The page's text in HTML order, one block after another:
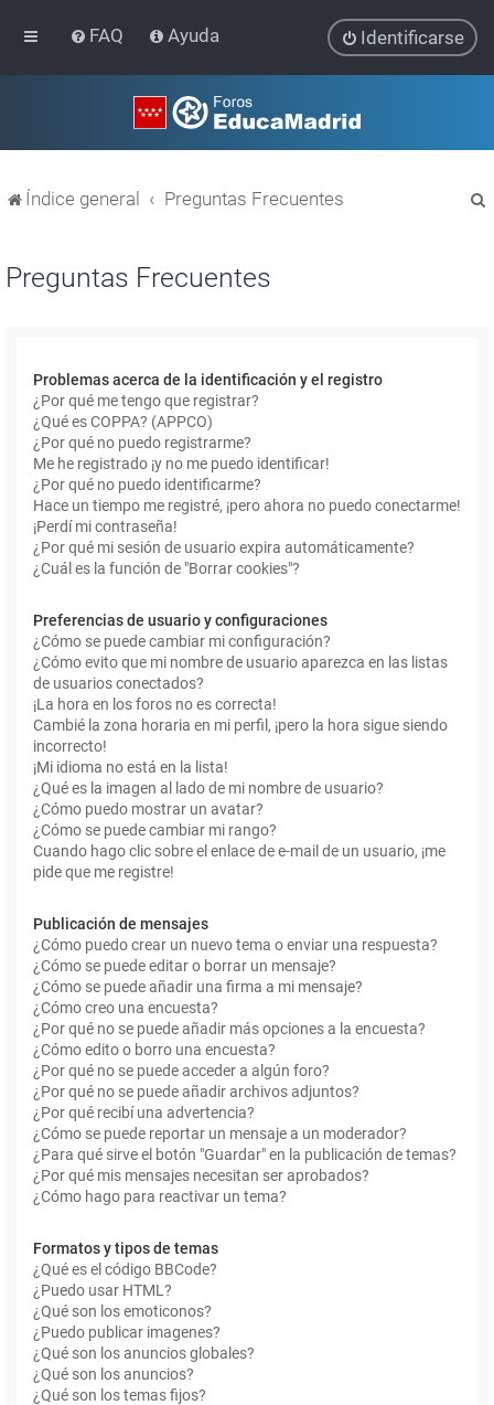
FAQ Ayuda Identificarse
Índice general Preguntas Frecuentes
Preguntas Frecuentes
Problemas acerca de la identificación y el registro
¿Por qué me tengo que registrar?
¿Qué es COPPA? (APPCO)
¿Por qué no puedo registrarme?
Me he registrado ¡y no me puedo identificar!
¿Por qué no puedo identificarme?
Hace un tiempo me registré, ¡pero ahora no puedo conectarme!
¡Perdí mi contraseña!
¿Por qué mi sesión de usuario expira automáticamente?
¿Cuál es la función de "Borrar cookies"?
Preferencias de usuario y configuraciones
¿Cómo se puede cambiar mi configuración?
¿Cómo evito que mi nombre de usuario aparezca en las listas
de usuarios conectados?
¡La hora en los foros no es correcta!
Cambié la zona horaria en mi perfil, ¡pero la hora sigue siendo
incorrecto!
¡Mi idioma no está en la lista!
¿Qué es la imagen al lado de mi nombre de usuario?
¿Cómo puedo mostrar un avatar?
¿Cómo se puede cambiar mi rango?
Cuando hago clic sobre el enlace de e-mail de un usuario, ¡me
pide que me registre!
Publicación de mensajes
¿Cómo puedo crear un nuevo tema o enviar una respuesta?
¿Cómo se puede editar o borrar un mensaje?
¿Cómo se puede añadir una firma a mi mensaje?
¿Cómo creo una encuesta?
¿Por qué no se puede añadir más opciones a la encuesta?
¿Cómo edito o borro una encuesta?
¿Por qué no se puede acceder a algún foro?
¿Por qué no se puede añadir archivos adjuntos?
¿Por qué recibí una advertencia?
¿Cómo se puede reportar un mensaje a un moderador?
¿Para qué sirve el botón "Guardar" en la publicación de temas?
¿Por qué mis mensajes necesitan ser aprobados?
¿Cómo hago para reactivar un tema?
Formatos y tipos de temas
¿Qué es el código BBCode?
¿Puedo usar HTML?
¿Qué son los emoticonos?
¿Puedo publicar imagenes?
¿Qué son los anuncios globales?
¿Qué son los anuncios?
¿Qué son los temas fijos?